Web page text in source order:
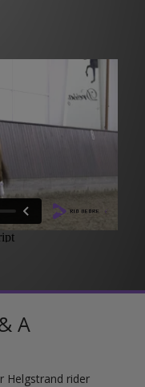
A
Helgstrand rider